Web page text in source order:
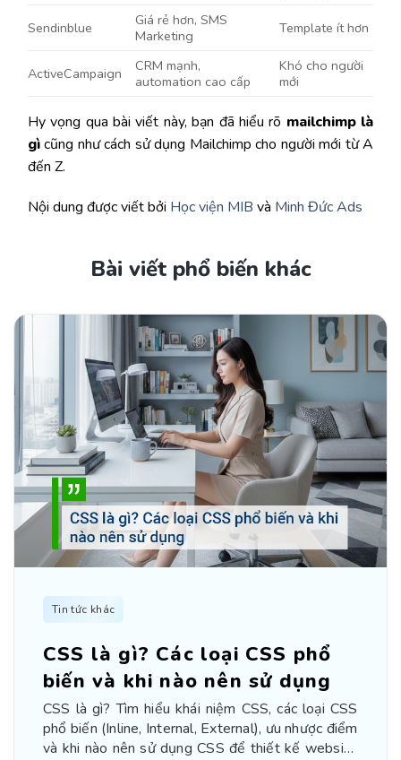
Sendinblue
Giá rẻ hơn, SMS
Marketing
Template ít hơn
ActiveCampaign
CRM mạnh,
automation cao cấp
Khó cho người
mới
Hy vọng qua bài viết này, bạn đã hiểu rõ mailchimp là
gìcũng như cách sử dụng Mailchimp cho người mới từ A
đến Z.
Nội dung được viết bởi Học viện MIB và Minh Đức Ads
Bài viết phổ biến khác
Tin tức khác
CSS là gì? Các loại CSS phổ
biến và khi nào nên sử dụng
CSS là gì? Tìm hiểu khái niệm CSS, các loại CSS
phổ biến (Inline, Internal, External), ưu nhược điểm
và khi nào nên sử dụng CSS để thiết kế website